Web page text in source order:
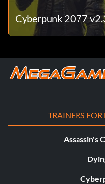
Cyberpunk 2077
TRAINERS FOR
Assassin's